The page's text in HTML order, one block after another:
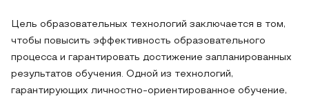
Цель образовательных технологий заключается в том,
чтобы повысить эффективность образовательного
процесса и гарантировать достижение запланированных
результатов обучения. Одной из технологий,
гарантирующих личностно-ориентированное обучение,